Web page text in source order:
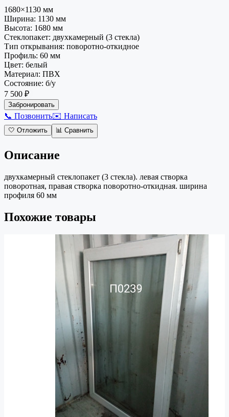
1680×1130 мм
Ширина: 1130 мм
Высота: 1680 мм
Стеклопакет: двухкамерный (3 стекла)
Тип открывания: поворотно-откидное
Профиль: 60 мм
Цвет: белый
Материал: ПВХ
Состояние: б/у
7 500 ₽
Забронировать
📞 Позвонить✉️ Написать
🤍 Отложить 📊 Сравнить
Описание
двухкамерный стеклопакет (3 стекла). левая створка
поворотная, правая створка поворотно-откидная. ширина
профиля 60 мм
Похожие товары